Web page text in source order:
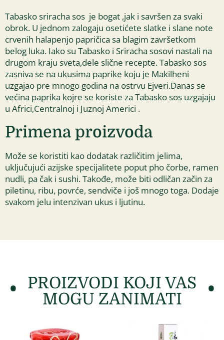
Tabasko sriracha sos je bogat ,jak i savršen za svaki
obrok. U jednom zalogaju osetićete slatke i slane note
crvenih halapenjo papričica sa blagim završetkom
belog luka. Iako su Tabasko i Sriracha sosovi nastali na
drugom kraju sveta,dele slične recepte. Tabasko sos
zasniva se na ukusima paprike koju je Makilheni
uzgajao pre mnogo godina na ostrvu Ejveri.Danas se
većina paprika kojre se koriste za Tabasko sos uzgajaju
u Africi,Centralnoj i Juznoj Americi .
Primena proizvoda
Može se koristiti kao dodatak različitim jelima,
uključujući azijske specijalitete poput pho čorbe, ramen
nudli, pa čak i sushi. Takođe, može biti odličan začin za
piletinu, ribu, povrće, sendviče i još mnogo toga. Dodaje
svakom jelu intenzivan ukus i ljutinu.
PROIZVODI KOJI VAS
MOGU ZANIMATI